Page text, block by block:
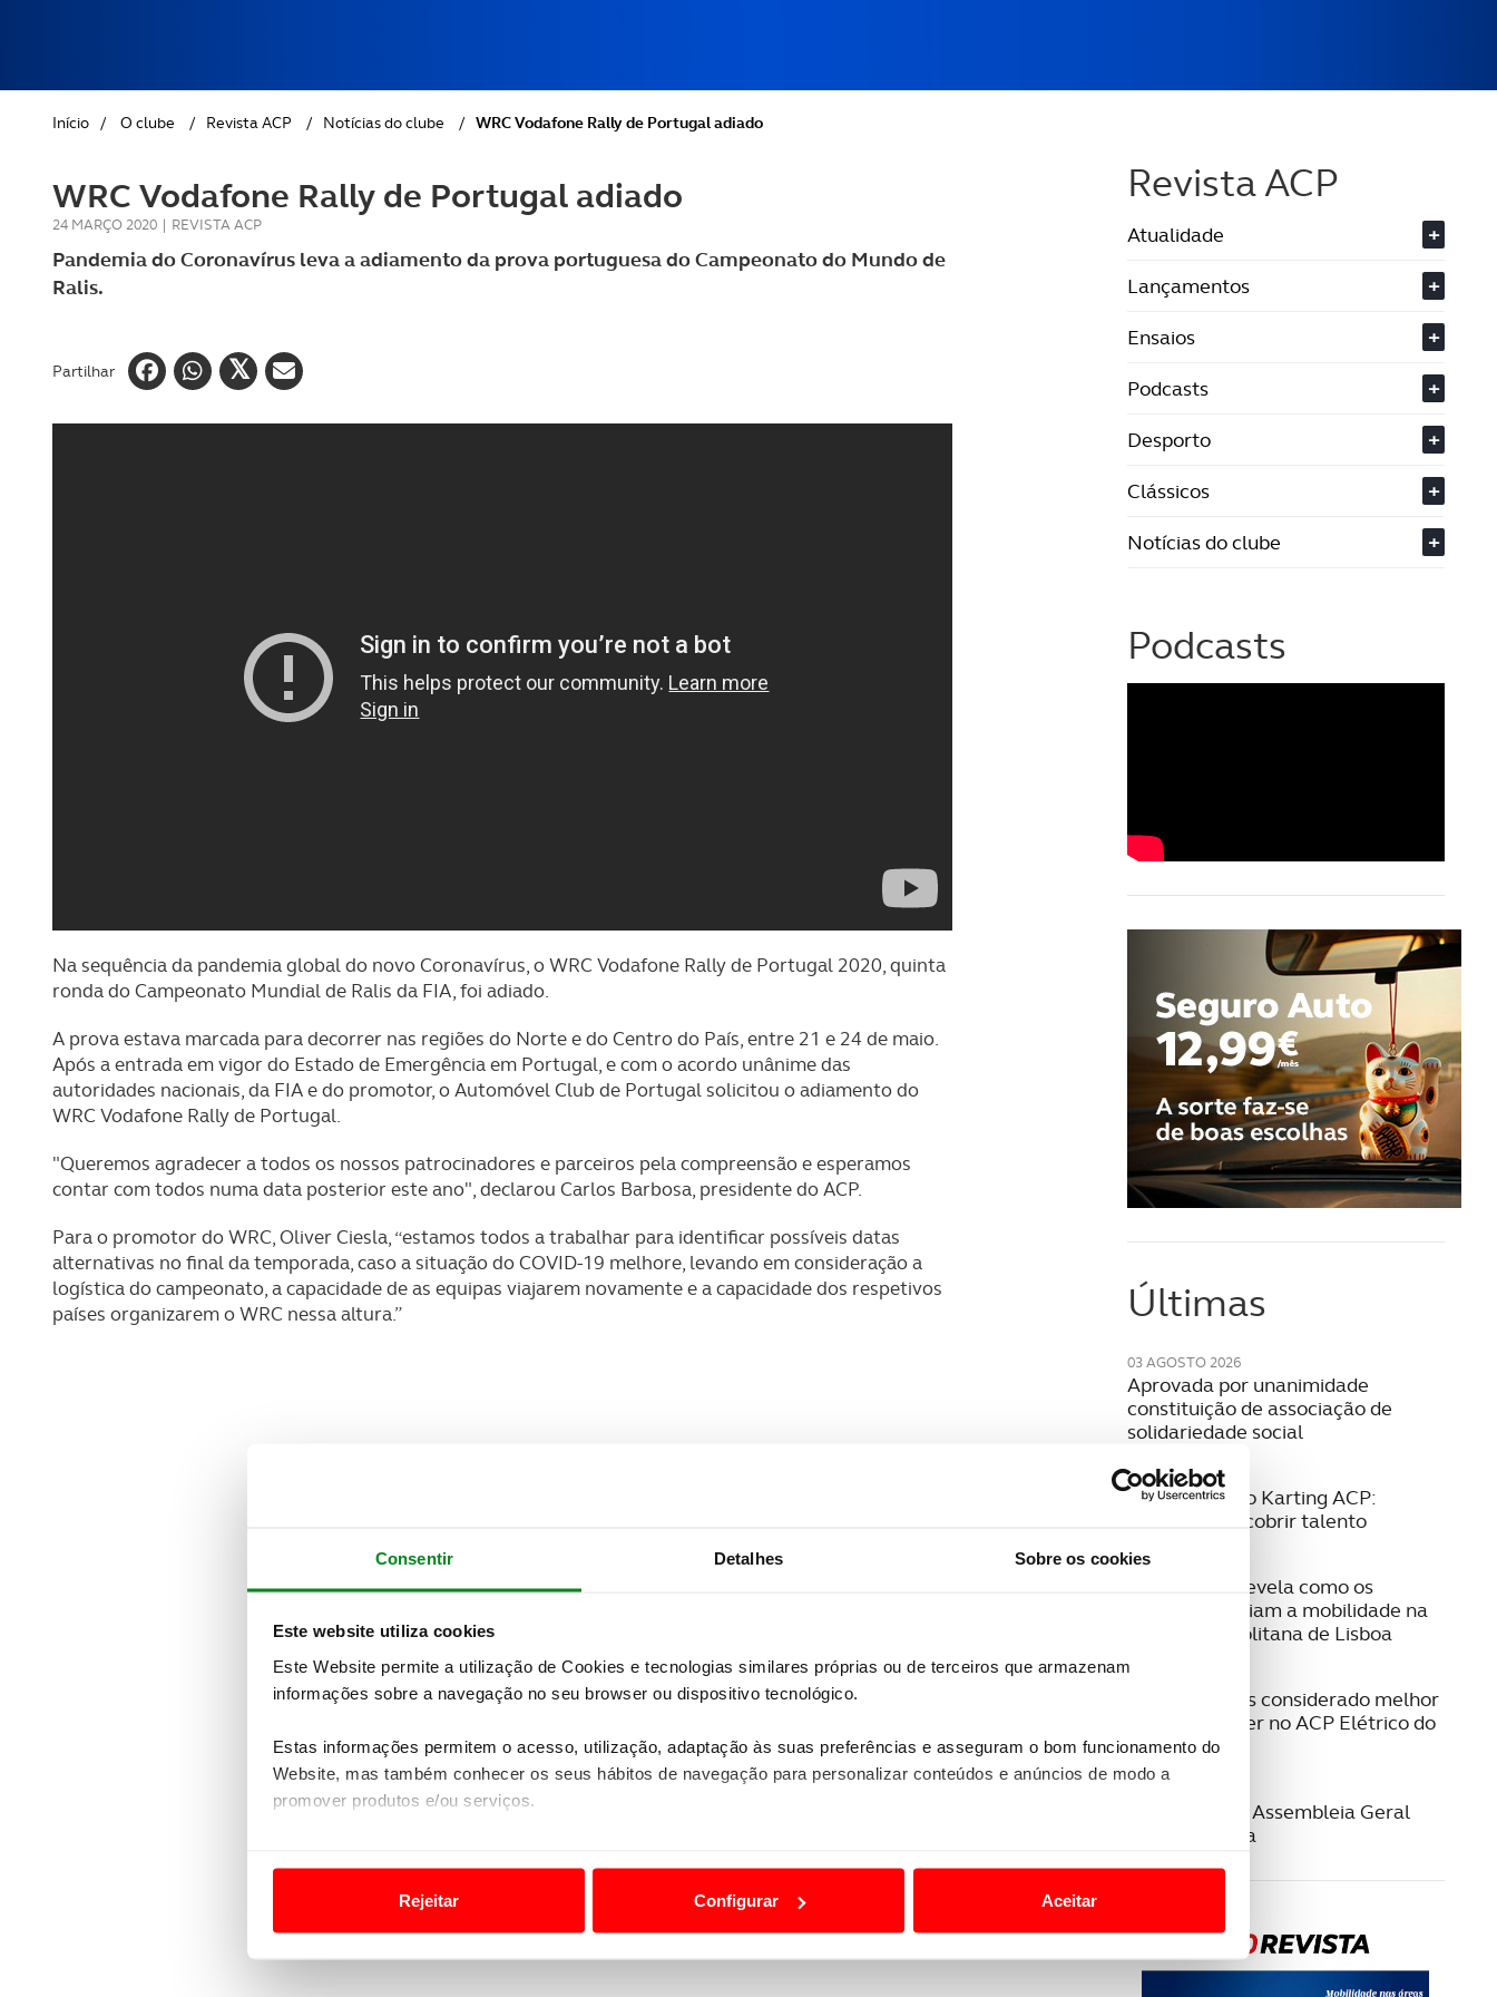
Consentir Detalhes Sobre os cookies
Este website utiliza cookies
Este Website permite a utilização de Cookies e tecnologias similares próprias ou de terceiros que armazenam
informações sobre a navegação no seu browser ou dispositivo tecnológico.
Estas informações permitem o acesso, utilização, adaptação às suas preferências e asseguram o bom funcionamento do
Website, mas também conhecer os seus hábitos de navegação para personalizar conteúdos e anúncios de modo a
promover produtos e/ou serviços.
Usamos cookies para melhorar a sua experiência digital, personalizar conteúdos e anúncios, para lhe proporcionar
funcionalidades de redes sociais, bem como para analisar dados de navegação no nosso website.
Rejeitar Configurar Aceitar
GOLFE
AUTOCARAVANISMO
Início / O clube / Revista ACP / Notícias do clube / WRC Vodafone Rally de Portugal adiado
WRC Vodafone Rally de Portugal adiado
24 MARÇO 2020 | REVISTA ACP
Pandemia do Coronavírus leva a adiamento da prova portuguesa do Campeonato do Mundo de
Ralis.
Partilhar
Na sequência da pandemia global do novo Coronavírus, o WRC Vodafone Rally de Portugal 2020, quinta
ronda do Campeonato Mundial de Ralis da FIA, foi adiado.
A prova estava marcada para decorrer nas regiões do Norte e do Centro do País, entre 21 e 24 de maio.
Após a entrada em vigor do Estado de Emergência em Portugal, e com o acordo unânime das
autoridades nacionais, da FIA e do promotor, o Automóvel Club de Portugal solicitou o adiamento do
WRC Vodafone Rally de Portugal.
"Queremos agradecer a todos os nossos patrocinadores e parceiros pela compreensão e esperamos
contar com todos numa data posterior este ano", declarou Carlos Barbosa, presidente do ACP.
Para o promotor do WRC, Oliver Ciesla, “estamos todos a trabalhar para identificar possíveis datas
alternativas no final da temporada, caso a situação do COVID-19 melhore, levando em consideração a
logística do campeonato, a capacidade de as equipas viajarem novamente e a capacidade dos respetivos
países organizarem o WRC nessa altura.”
Revista ACP
Atualidade
+
Lançamentos
+
Ensaios
+
Podcasts
+
Desporto
+
Clássicos
+
Notícias do clube
+
Podcasts
Últimas
03 AGOSTO 2026
Aprovada por unanimidade
constituição de associação de
solidariedade social
28 JULHO 2026
27.ª Formação Karting ACP:
Formar e descobrir talento
08 JULHO 2026
Estudo ACP revela como os
cidadãos avaliam a mobilidade na
Área Metropolitana de Lisboa
23 JUNHO 2026
Jeep Compass considerado melhor
SUV/Crossover no ACP Elétrico do
Ano 2026
Convocatória Assembleia Geral
Extraordinária